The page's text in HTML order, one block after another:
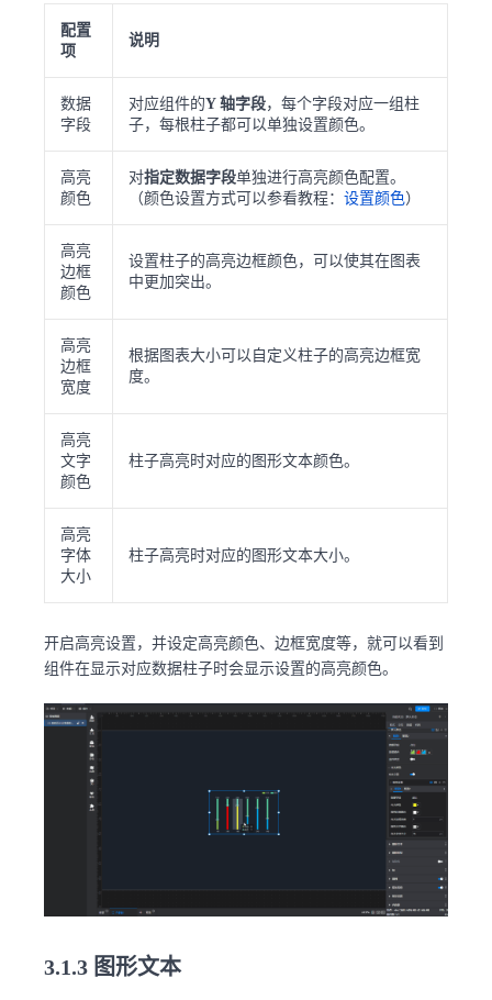
配置
项
说明
数据
字段
对应组件的Y 轴字段，每个字段对应一组柱
子，每根柱子都可以单独设置颜色。
高亮
颜色
对指定数据字段单独进行高亮颜色配置。
（颜色设置方式可以参看教程： 设置颜色）
高亮
边框
颜色
设置柱子的高亮边框颜色，可以使其在图表
中更加突出。
高亮
边框
宽度
根据图表大小可以自定义柱子的高亮边框宽
度。
高亮
文字
颜色
柱子高亮时对应的图形文本颜色。
高亮
字体
大小
柱子高亮时对应的图形文本大小。
开启高亮设置，并设定高亮颜色、边框宽度等，就可以看到
组件在显示对应数据柱子时会显示设置的高亮颜色。
3.1.3 图形文本